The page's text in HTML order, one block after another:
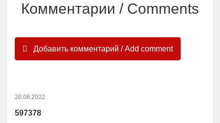
Комментарии / Comments
Добавить комментарий / Add comment
20.08.2022
597378